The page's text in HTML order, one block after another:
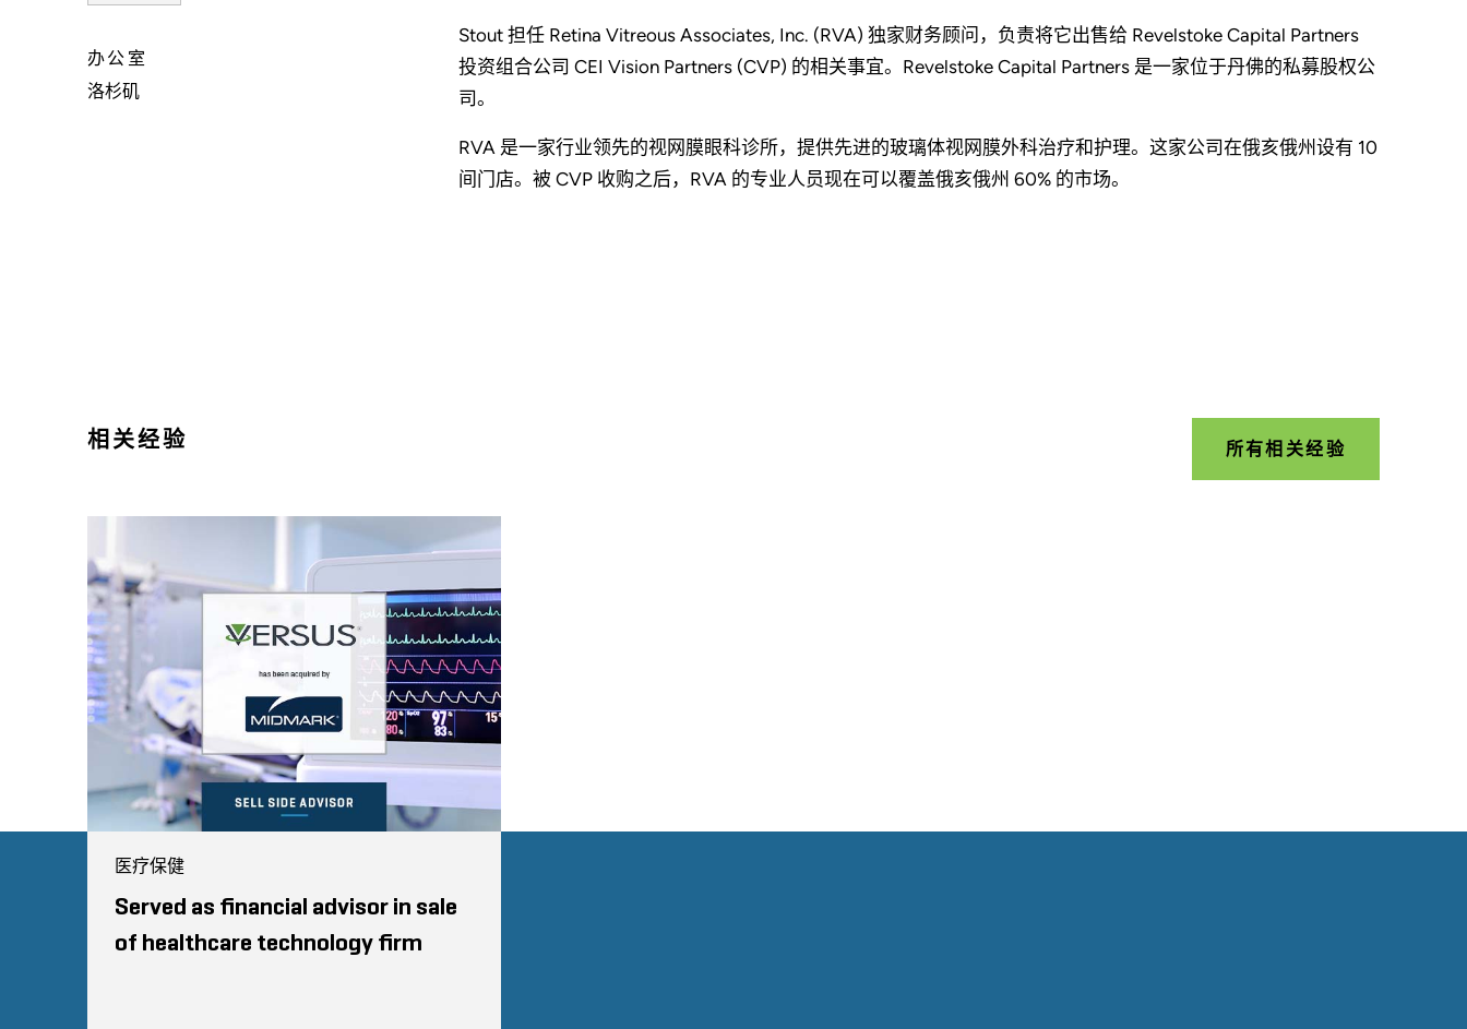
办公室
洛杉矶
Stout 担任 Retina Vitreous Associates, Inc. (RVA) 独家财务顾问，负责将它出售给 Revelstoke Capital Partners
投资组合公司 CEI Vision Partners (CVP) 的相关事宜。Revelstoke Capital Partners 是一家位于丹佛的私募股权公
司。
RVA 是一家行业领先的视网膜眼科诊所，提供先进的玻璃体视网膜外科治疗和护理。这家公司在俄亥俄州设有 10
间门店。被 CVP 收购之后，RVA 的专业人员现在可以覆盖俄亥俄州 60% 的市场。
相关经验 所有相关经验
医疗保健
Served as financial advisor in sale
of healthcare technology firm